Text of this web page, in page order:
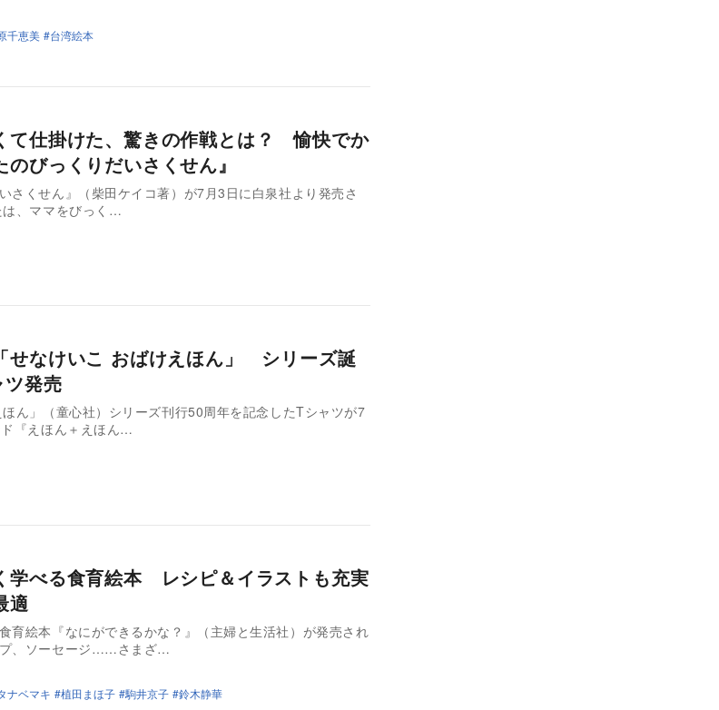
千恵美 台湾絵本
て仕掛けた、驚きの作戦とは？ 愉快でか
びっくりだいさくせん』
さくせん』（柴田ケイコ著）が7月3日に白泉社より発売さ
たは、ママをびっく…
せなけいこ おばけえほん」 シリーズ誕
発売
ん」（童心社）シリーズ刊行50周年を記念したTシャツが7
『えほん＋えほん…
学べる食育絵本 レシピ＆イラストも充実
適
育絵本『なにができるかな？』（主婦と生活社）が発売され
プ、ソーセージ……さまざ…
ナベマキ 植田まほ子 駒井京子 鈴木静華